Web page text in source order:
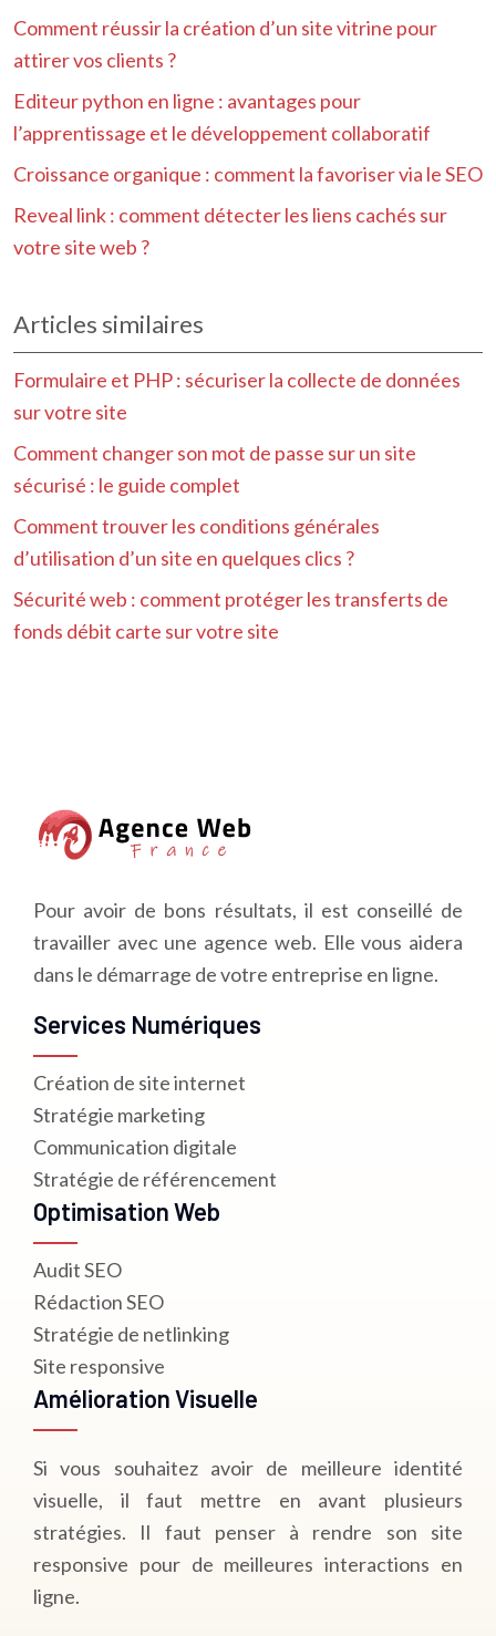
Comment réussir la création d’un site vitrine pour
attirer vos clients ?
Editeur python en ligne : avantages pour
l’apprentissage et le développement collaboratif
Croissance organique : comment la favoriser via le SEO
Reveal link : comment détecter les liens cachés sur
votre site web ?
Articles similaires
Formulaire et PHP : sécuriser la collecte de données
sur votre site
Comment changer son mot de passe sur un site
sécurisé : le guide complet
Comment trouver les conditions générales
d’utilisation d’un site en quelques clics ?
Sécurité web : comment protéger les transferts de
fonds débit carte sur votre site
Pour avoir de bons résultats, il est conseillé de
travailler avec une agence web. Elle vous aidera
dans le démarrage de votre entreprise en ligne.
Services Numériques
Création de site internet
Stratégie marketing
Communication digitale
Stratégie de référencement
Optimisation Web
Audit SEO
Rédaction SEO
Stratégie de netlinking
Site responsive
Amélioration Visuelle
Si vous souhaitez avoir de meilleure identité
visuelle, il faut mettre en avant plusieurs
stratégies. Il faut penser à rendre son site
responsive pour de meilleures interactions en
ligne.